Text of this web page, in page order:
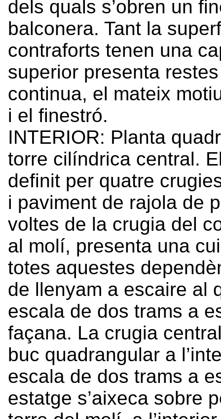
dels quals s’obren un
balconera. Tant la
contraforts tenen una
superior presenta
continua, el mateix
i el finestró.
INTERIOR: Planta
torre cilíndrica central.
definit per quatre
i paviment de rajola de
voltes de la crugia del
al molí, presenta una
totes aquestes
de llenyam a escaire al
escala de dos trams a
façana. La crugia
buc quadrangular a
escala de dos trams a
estatge s’aixeca sobre